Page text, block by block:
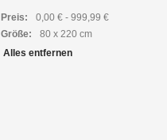
Preis:
0,00 € - 999,99 €
Größe:
80 x 220 cm
Alles entfernen